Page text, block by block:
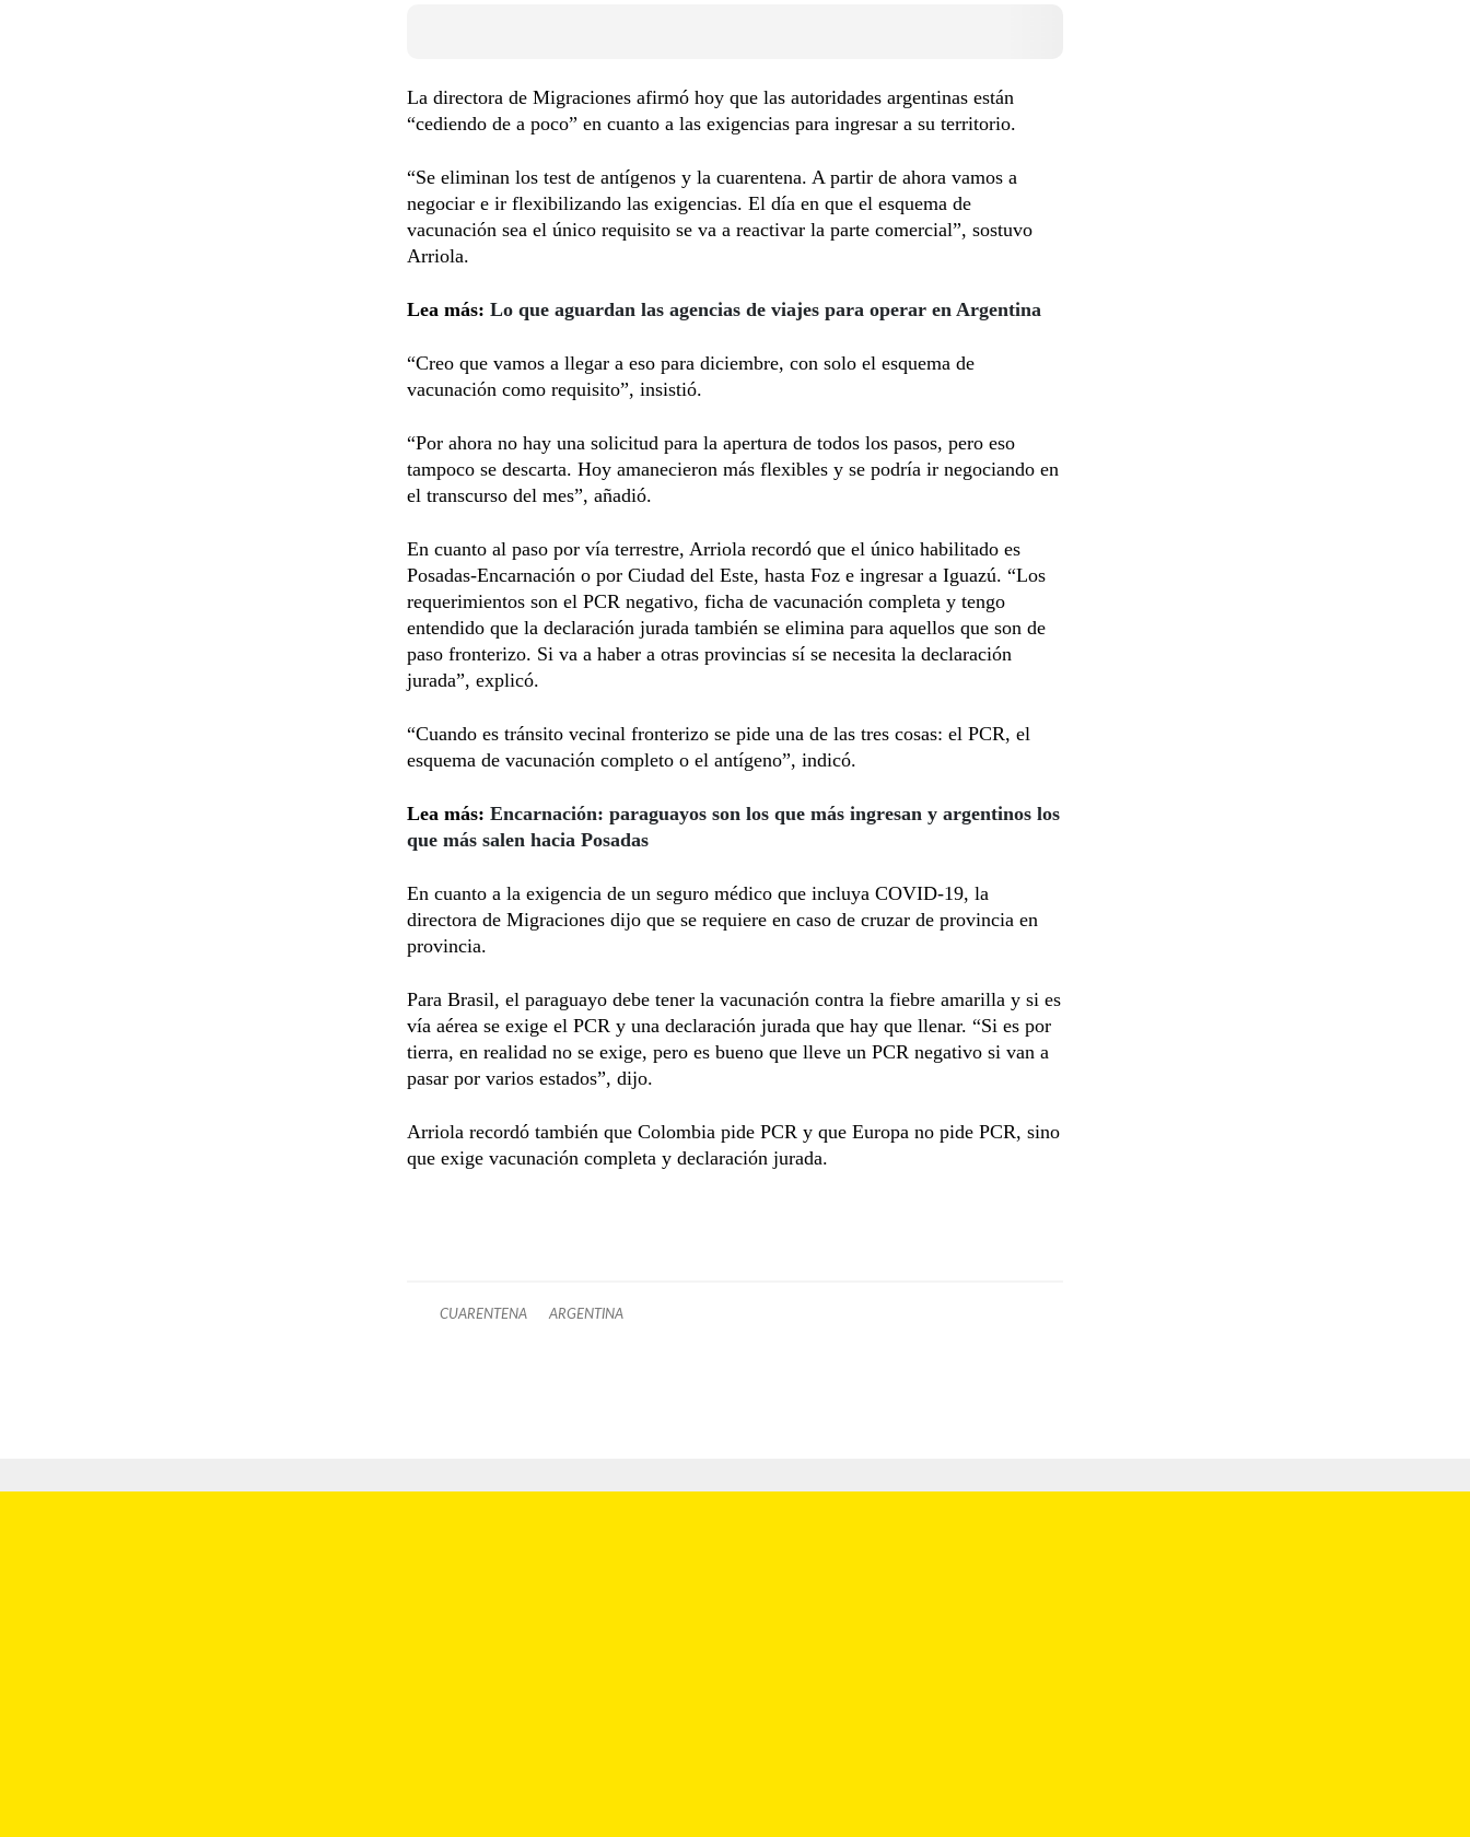
La directora de Migraciones afirmó hoy que las autoridades argentinas están
“cediendo de a poco” en cuanto a las exigencias para ingresar a su territorio.
“Se eliminan los test de antígenos y la cuarentena. A partir de ahora vamos a
negociar e ir flexibilizando las exigencias. El día en que el esquema de
vacunación sea el único requisito se va a reactivar la parte comercial”, sostuvo
Arriola.
Lea más: Lo que aguardan las agencias de viajes para operar en Argentina
“Creo que vamos a llegar a eso para diciembre, con solo el esquema de
vacunación como requisito”, insistió.
“Por ahora no hay una solicitud para la apertura de todos los pasos, pero eso
tampoco se descarta. Hoy amanecieron más flexibles y se podría ir negociando en
el transcurso del mes”, añadió.
En cuanto al paso por vía terrestre, Arriola recordó que el único habilitado es
Posadas-Encarnación o por Ciudad del Este, hasta Foz e ingresar a Iguazú. “Los
requerimientos son el PCR negativo, ficha de vacunación completa y tengo
entendido que la declaración jurada también se elimina para aquellos que son de
paso fronterizo. Si va a haber a otras provincias sí se necesita la declaración
jurada”, explicó.
“Cuando es tránsito vecinal fronterizo se pide una de las tres cosas: el PCR, el
esquema de vacunación completo o el antígeno”, indicó.
Lea más: Encarnación: paraguayos son los que más ingresan y argentinos los
que más salen hacia Posadas
En cuanto a la exigencia de un seguro médico que incluya COVID-19, la
directora de Migraciones dijo que se requiere en caso de cruzar de provincia en
provincia.
Para Brasil, el paraguayo debe tener la vacunación contra la fiebre amarilla y si es
vía aérea se exige el PCR y una declaración jurada que hay que llenar. “Si es por
tierra, en realidad no se exige, pero es bueno que lleve un PCR negativo si van a
pasar por varios estados”, dijo.
Arriola recordó también que Colombia pide PCR y que Europa no pide PCR, sino
que exige vacunación completa y declaración jurada.
CUARENTENA ARGENTINA